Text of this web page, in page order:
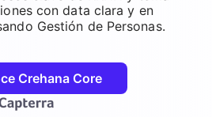
con data clara y en
Gestión de Personas.
Crehana Core